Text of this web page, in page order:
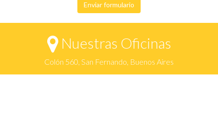
Enviar formulario
Nuestras Oficinas
Colón 560, San Fernando, Buenos Aires